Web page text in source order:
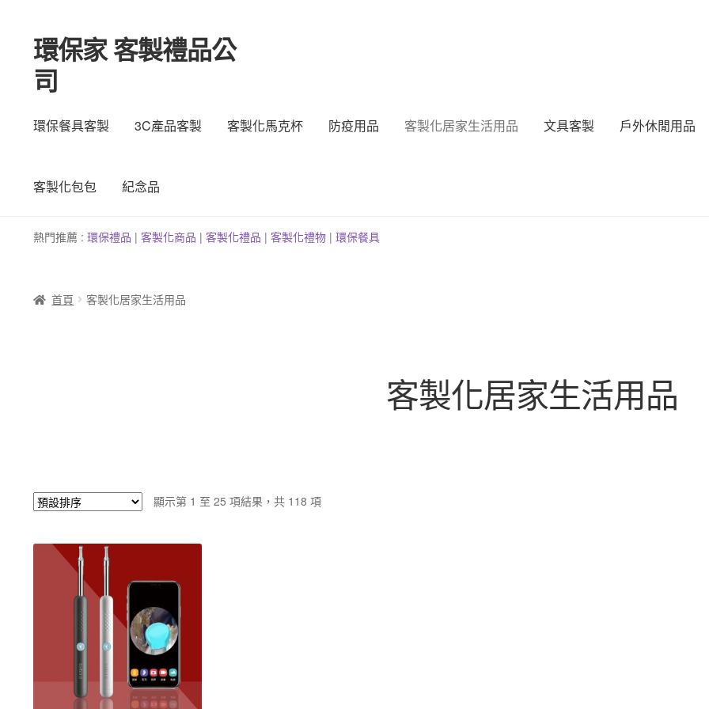
跳
至
導
列
跳
至
主
內
環保家 客製禮品公
司
環保餐具客製 3C產品客製 客製化馬克杯 防疫用品 客製化居家生活用品 文具客製 戶外休閒用品
客製化包包 紀念品
熱門推薦 : 環保禮品 | 客製化商品 | 客製化禮品 | 客製化禮物| 環保餐具
首頁 客製化居家生活用品
客製化居家生活用品
顯示第 1 至 25 項結果，共 118 項